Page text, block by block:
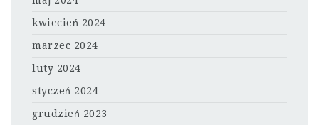
kwiecień 2024
marzec 2024
luty 2024
styczeń 2024
grudzień 2023